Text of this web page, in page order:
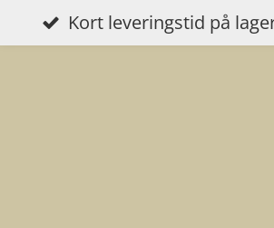
til
Kort leveringstid på